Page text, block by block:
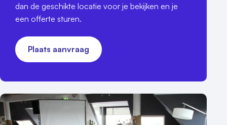
dan de geschikte locatie voor je bekijken en je
een offerte sturen.
Plaats aanvraag